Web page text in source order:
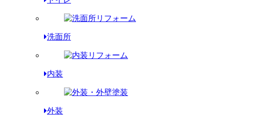
洗面所
内装
外装